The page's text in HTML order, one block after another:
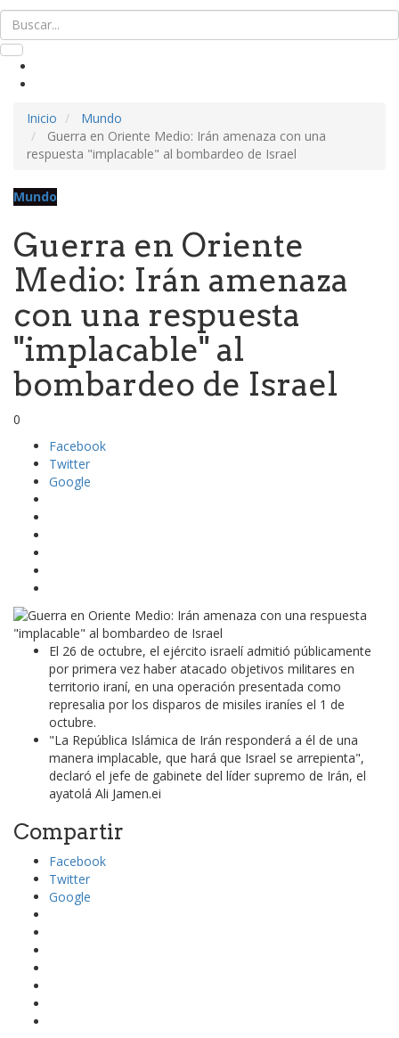
Inicio
Mundo
Guerra en Oriente Medio: Irán amenaza con una
respuesta "implacable" al bombardeo de Israel
Mundo
Guerra en Oriente
Medio: Irán amenaza
con una respuesta
"implacable" al
bombardeo de Israel
0
Facebook
Twitter
Google
El 26 de octubre, el ejército israelí admitió públicamente
por primera vez haber atacado objetivos militares en
territorio iraní, en una operación presentada como
represalia por los disparos de misiles iraníes el 1 de
octubre.
"La República Islámica de Irán responderá a él de una
manera implacable, que hará que Israel se arrepienta",
declaró el jefe de gabinete del líder supremo de Irán, el
ayatolá Ali Jamen.ei
Compartir
Facebook
Twitter
Google